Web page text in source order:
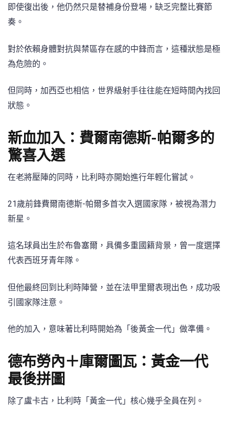
即使復出後，他仍然只是替補身份登場，缺乏完整比賽節
奏。
對於依賴身體對抗與禁區存在感的中鋒而言，這種狀態是極
為危險的。
但同時，加西亞也相信，世界級射手往往能在短時間內找回
狀態。
新血加入：費爾南德斯-帕爾多的
驚喜入選
在老將壓陣的同時，比利時亦開始進行年輕化嘗試。
21歲前鋒費爾南德斯-帕爾多首次入選國家隊，被視為潛力
新星。
這名球員出生於布魯塞爾，具備多重國籍背景，曾一度選擇
代表西班牙青年隊。
但他最終回到比利時陣營，並在法甲里爾表現出色，成功吸
引國家隊注意。
他的加入，意味著比利時開始為「後黃金一代」做準備。
德布勞內＋庫爾圖瓦：黃金一代
最後拼圖
除了盧卡古，比利時「黃金一代」核心幾乎全員在列。